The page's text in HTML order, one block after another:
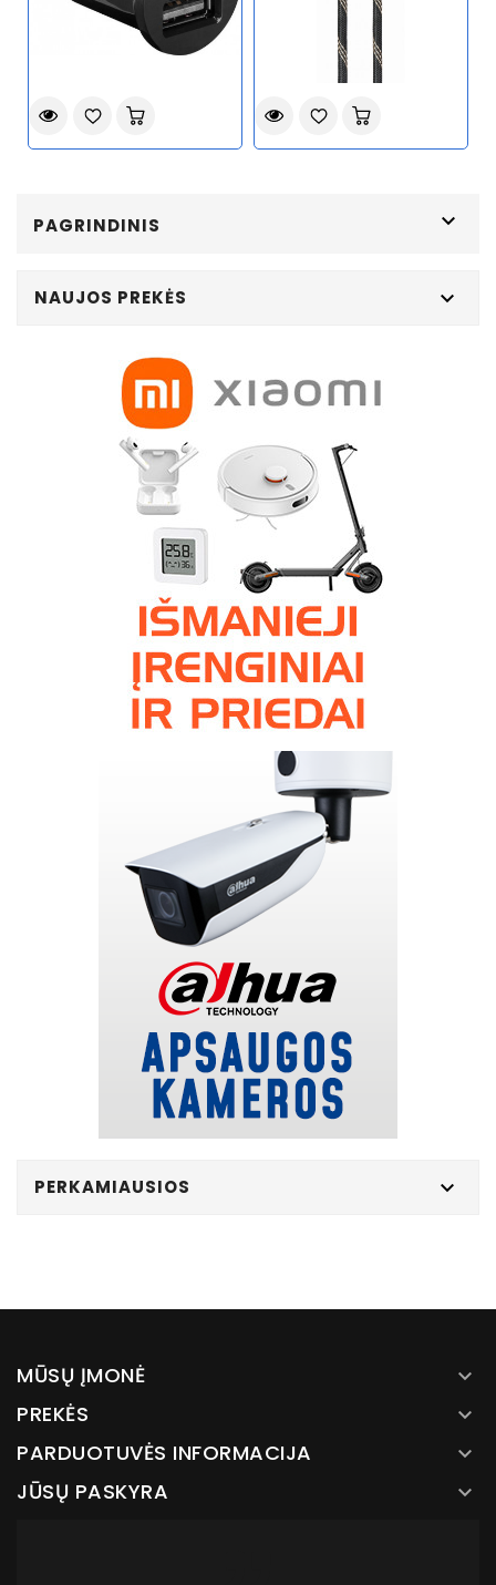
PAGRINDINIS 
NAUJOS PREKĖS 
PERKAMIAUSIOS 
MŪSŲ ĮMONĖ 
PREKĖS 
PARDUOTUVĖS INFORMACIJA 
JŪSŲ PASKYRA 